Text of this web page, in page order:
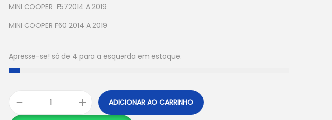
MINI COOPER F572014 A 2019
MINI COOPER F60 2014 A 2019
Apresse-se! só de 4 para a esquerda em estoque.
ADICIONAR AO CARRINHO